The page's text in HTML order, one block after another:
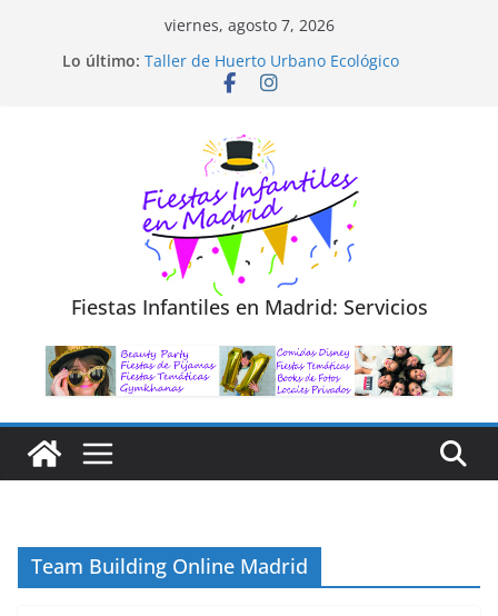
viernes, agosto 7, 2026
Lo último: Taller de Huerto Urbano Ecológico
TALLER FOTOGRAFÍA LA NATURALEZA
Trivial Virtual para niños
Fiestas Infantiles en Madrid: Servicios
Team Building Online Madrid